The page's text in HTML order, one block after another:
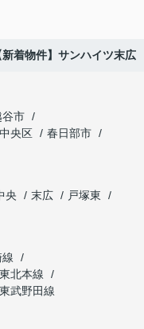
新着物件】サンハイツ末広
谷市
央区
春日部市
央 末広
戸塚東
東北本線
東武野田線